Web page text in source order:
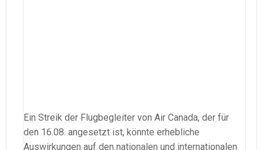
Ein Streik der Flugbegleiter von Air Canada, der für
den 16.08. angesetzt ist, könnte erhebliche
Auswirkungen auf den nationalen und internationalen